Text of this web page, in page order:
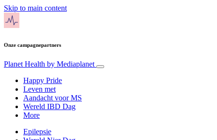
Skip to main content
Onze campagnepartners
Planet Health by Mediaplanet
Happy Pride
Leven met
Aandacht voor MS
Wereld IBD Dag
More
Epilepsie